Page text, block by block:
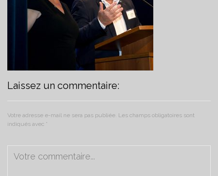
NOUVELLES
CONTACT
FACEBOOK
NOUVELLES
CONTACT
FACEBOOK
Laissez un commentaire:
Votre adresse e-mail ne sera pas publiée. Les champs obligatoires sont
indiqués avec *